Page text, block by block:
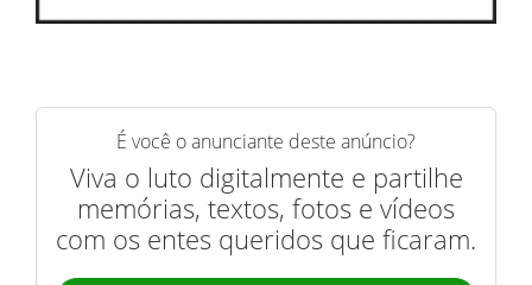
É você o anunciante deste anúncio?
Viva o luto digitalmente e partilhe
memórias, textos, fotos e vídeos
com os entes queridos que ficaram.